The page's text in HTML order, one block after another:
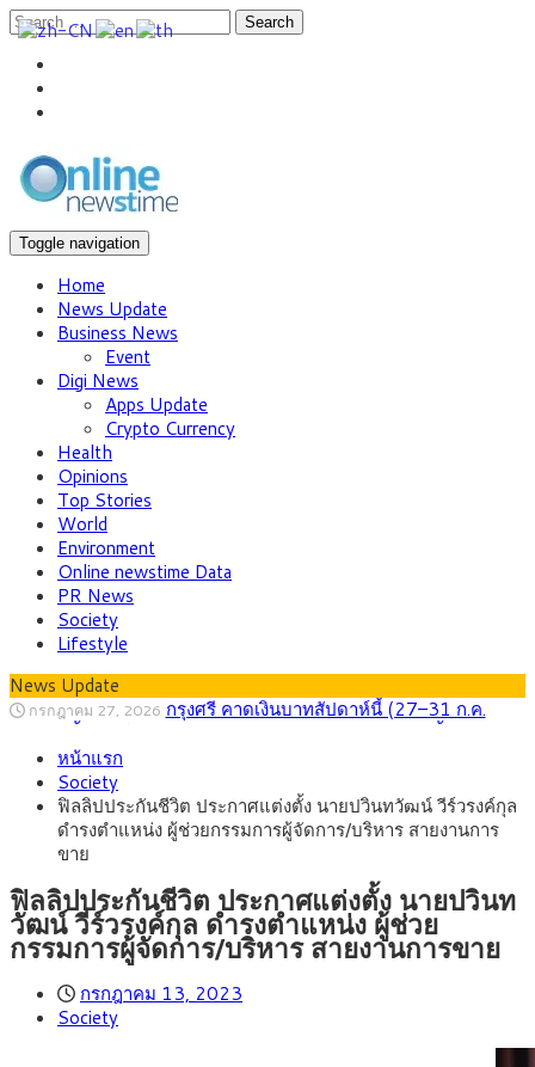
Search
Toggle navigation
Home
News Update
Business News
Event
Digi News
Apps Update
Crypto Currency
Health
Opinions
Top Stories
World
Environment
Online newstime Data
PR News
Society
Lifestyle
News Update
กรกฎาคม 27, 2026 กรุงศรี คาดเงินบาทสัปดาห์นี้ (27–31 ก.ค.
หน้ารถไฟฟ้าสงขลา โมโนเรล 12.54 กม. เชื่อมเมืองหาดใหญ่
สิงหาคม 4, 2026
รายหัวเพียง 2,618 บาท เสนอทบทวนจัดสรรงบให้สอดคล้องภาระ
งานจริง
สิงหาคม 3, 2026
กรุงศรี คาดเงินบาทสัปดาห์นี้ซื้อขายในกรอบ
33.00-33.60 ติดตามข้อมูลจ้างงานสหรัฐฯ
สิงหาคม 1, 2026 “เอกนิติ” เปิดเครื่องยนต์เศรษฐกิจใหม่ของไทย
เดินหน้า 5 ยุทธศาสตร์ รื้อโครงสร้างเศรษฐกิจ ดันไทยโตเต็ม
ศักยภาพ
กรกฎาคม 27, 2026 ภัยเงียบใกล้ตัวเด็ก LSD “แสตมป์เมา” ยาเสพ
ติดลายการ์ตูน กรมศุลกากร เตือนผู้ปกครองเฝ้าระวัง หลังยึดล็อต
ใหญ่จากเยอรมนี
หน้าแรก
Society
ฟิลลิปประกันชีวิต ประกาศแต่งตั้ง นายปวินทวัฒน์ วีร์วรงค์กุล
ดำรงตำแหน่ง ผู้ช่วยกรรมการผู้จัดการ/บริหาร สายงานการ
ขาย
ฟิลลิปประกันชีวิต ประกาศแต่งตั้ง นายปวินท
วัฒน์ วีร์วรงค์กุล ดำรงตำแหน่ง ผู้ช่วย
กรรมการผู้จัดการ/บริหาร สายงานการขาย
กรกฎาคม 13, 2023
Society